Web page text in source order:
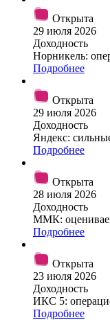
Открыта
29 июля 2026
Доходность
Норникель:
Подробнее
Открыта
29 июля 2026
Доходность
Яндекс:
Подробнее
Открыта
28 июля 2026
Доходность
ММК:
Подробнее
Открыта
23 июля 2026
Доходность
ИКС 5:
Подробнее